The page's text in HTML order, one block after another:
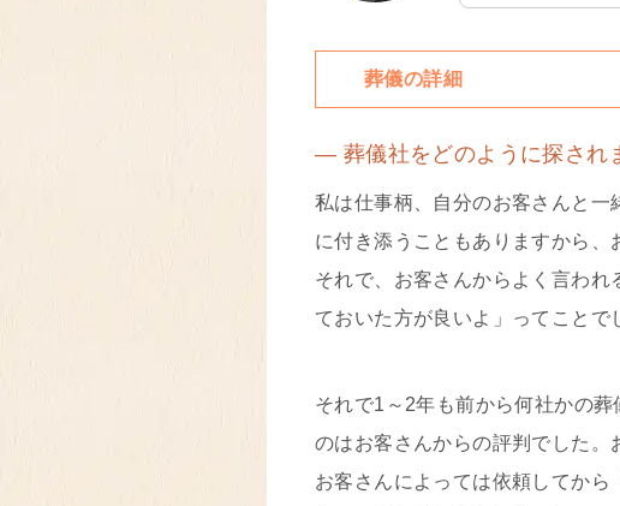
葬儀の詳細
― 葬儀社をどのように探され
私は仕事柄、自分のお客さんと
に付き添うこともありますから、
それで、お客さんからよく言わ
ておいた方が良いよ」ってことで
それで1～2年も前から何社かの
のはお客さんからの評判でした。
お客さんによっては依頼してか